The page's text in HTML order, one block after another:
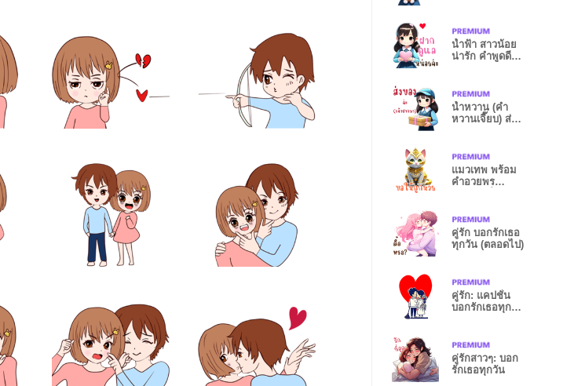
น้ำฟ้า สาวน้อย
น่ารัก คำพูดดีๆ
น้ำหวาน (คำ
หวานเจี๊ยบ) ส่ง
แมวเทพ พร้อม
คำอวยพร
คู่รัก บอกรักเธอ
ทุกวัน (ตลอดไป)
คู่รัก: แคปชั่น
บอกรักเธอทุกๆ
คู่รักสาวๆ: บอก
รักเธอทุกวัน